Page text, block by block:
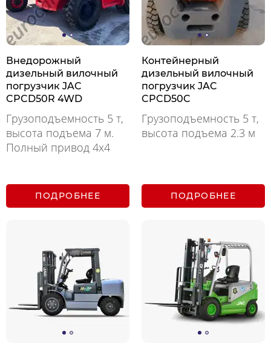
Внедорожный
дизельный вилочный
погрузчик JAC
CPCD50R 4WD
Грузоподъемность 5 т,
высота подъема 7 м.
Полный привод 4х4
ПОДРОБНЕЕ
Контейнерный
дизельный вилочный
погрузчик JAC
CPCD50C
Грузоподъемность 5 т,
высота подъема 2.3 м
ПОДРОБНЕЕ